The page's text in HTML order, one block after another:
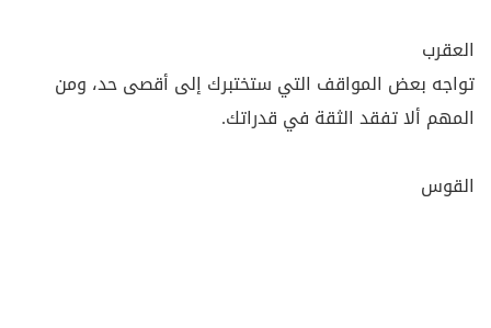
العقرب
تواجه بعض المواقف التي ستختبرك إلى أقصى حد، ومن
المهم ألا تفقد الثقة في قدراتك.
القوس